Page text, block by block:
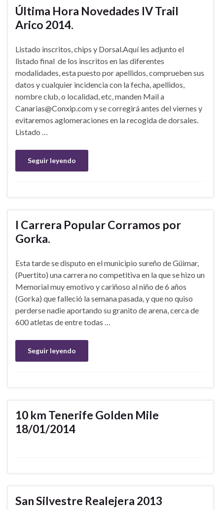
Última Hora Novedades IV Trail
Arico 2014.
Listado inscritos, chips y Dorsal.Aquí les adjunto el
listado final de los inscritos en las diferentes
modalidades, esta puesto por apellidos, comprueben sus
datos y cualquier incidencia con la fecha, apellidos,
nombre club, o localidad, etc, manden Mail a
Canarias@Conxip.com y se corregirá antes del viernes y
evitaremos aglomeraciones en la recogida de dorsales.
Listado …
Seguir leyendo
I Carrera Popular Corramos por
Gorka.
Esta tarde se disputo en el municipio sureño de Güimar,
(Puertito) una carrera no competitiva en la que se hizo un
Memorial muy emotivo y cariñoso al niño de 6 años
(Gorka) que falleció la semana pasada, y que no quiso
perderse nadie aportando su granito de arena, cerca de
600 atletas de entre todas …
Seguir leyendo
10 km Tenerife Golden Mile
18/01/2014
San Silvestre Realejera 2013